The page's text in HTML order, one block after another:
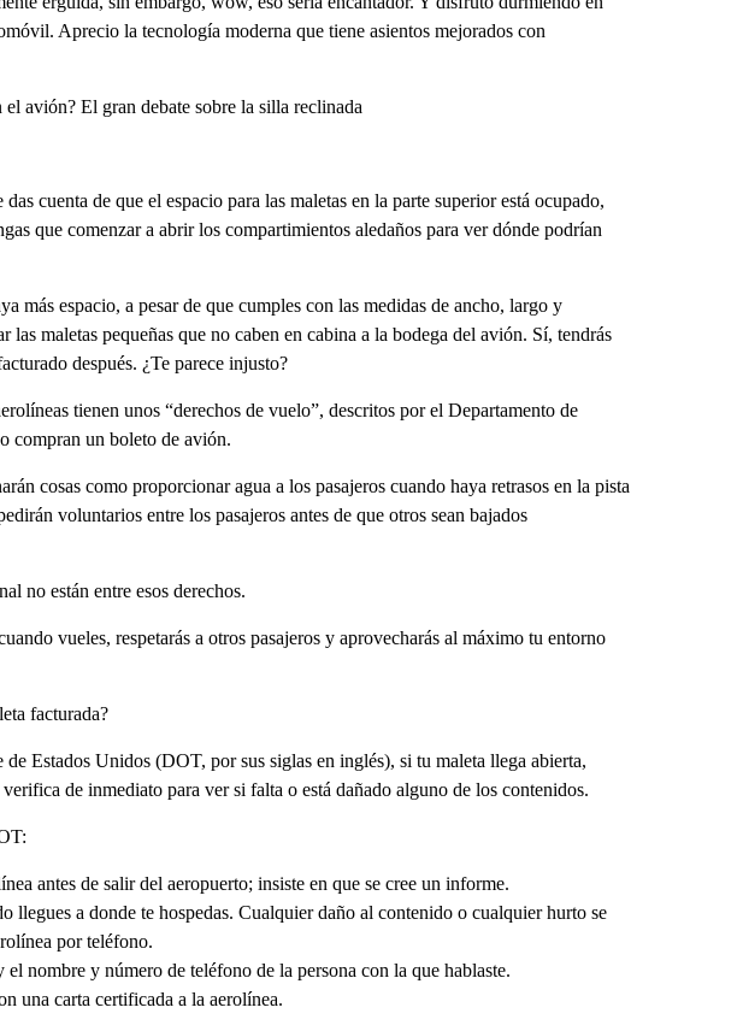
Aprecio la tecnología moderna que tiene asientos mejorados con
avión? El gran debate sobre la silla reclinada
cuenta de que el espacio para las maletas en la parte superior está ocupado,
que comenzar a abrir los compartimientos aledaños para ver dónde podrían
más espacio, a pesar de que cumples con las medidas de ancho, largo y
maletas pequeñas que no caben en cabina a la bodega del avión. Sí, tendrás
después. ¿Te parece injusto?
tienen unos “derechos de vuelo”, descritos por el Departamento de
compran un boleto de avión.
cosas como proporcionar agua a los pasajeros cuando haya retrasos en la pista
voluntarios entre los pasajeros antes de que otros sean bajados
no están entre esos derechos.
vueles, respetarás a otros pasajeros y aprovecharás al máximo tu entorno
facturada?
de Estados Unidos (DOT, por sus siglas en inglés), si tu maleta llega abierta,
de inmediato para ver si falta o está dañado alguno de los contenidos.
antes de salir del aeropuerto; insiste en que se cree un informe.
llegues a donde te hospedas. Cualquier daño al contenido o cualquier hurto se
por teléfono.
nombre y número de teléfono de la persona con la que hablaste.
una carta certificada a la aerolínea.